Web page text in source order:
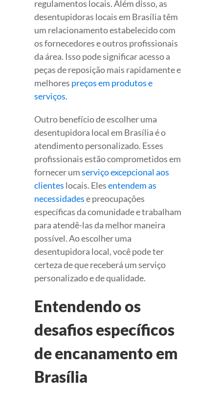
regulamentos locais. Além disso, as
desentupidoras locais em Brasília têm
um relacionamento estabelecido com
os fornecedores e outros profissionais
da área. Isso pode significar acesso a
peças de reposição mais rapidamente e
melhores preços em produtos e
serviços.
Outro benefício de escolher uma
desentupidora local em Brasília é o
atendimento personalizado. Esses
profissionais estão comprometidos em
fornecer umserviço excepcional aos
clientes locais. Elesentendem as
necessidadese preocupações
específicas da comunidade e trabalham
para atendê-las da melhor maneira
possível. Ao escolher uma
desentupidora local, você pode ter
certeza de que receberá um serviço
personalizado e de qualidade.
Entendendo os
desafios específicos
de encanamento em
Brasília